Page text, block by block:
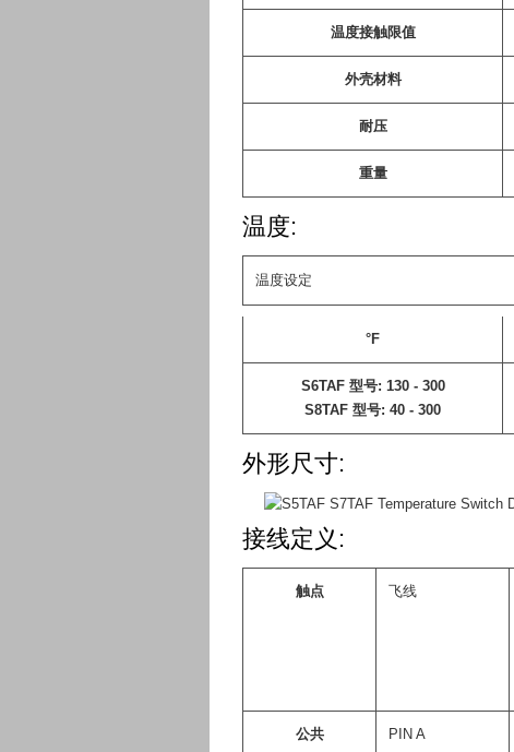
温度接触限值
外壳材料
耐压
重量
温度:
温度设定
°F
S6TAF 型号: 130 - 300
S8TAF 型号: 40 - 300
外形尺寸:
接线定义:
触点 飞线
公共 PIN A